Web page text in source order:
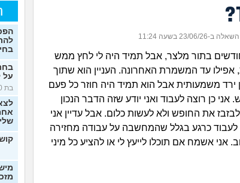
06/26 בשעה 11:24
בתור מלצר, אבל תמיד היה לי לחץ ממש
עד המשמרת האחרונה. העניין הוא שתוך
ירד משמעותית אבל הוא תמיד היה חוזר כל פעם
כן רוצה לעבוד ואני יודע שזה הדבר הנכון
את החופש ולא לעשות כלום. אבל עדיין אני
לעבוד כרגע בגלל שהמחשבה על עבודה מחזירה
אני אשמח אם תוכלו לייעץ לי או להציע כל מיני
על
בת 30)